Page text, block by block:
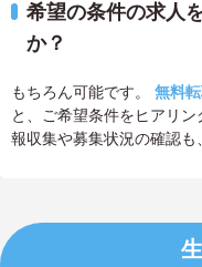
希望の条件の求人
か？
もちろん可能です。 無料
と、ご希望条件をヒアリ
報収集や募集状況の確認も